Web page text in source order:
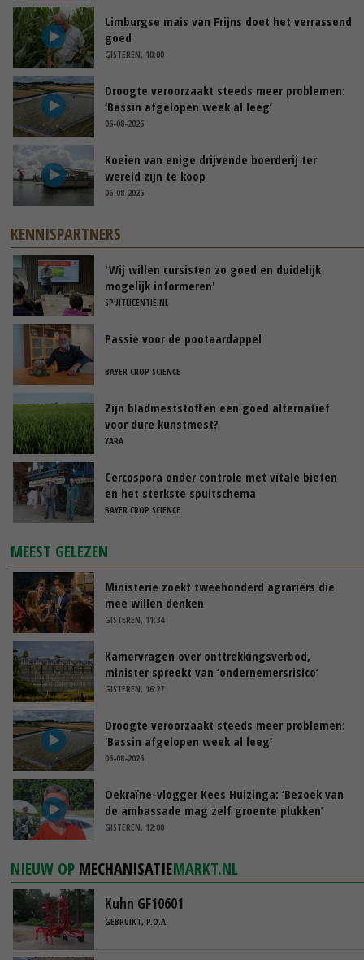
Limburgse mais van Frijns doet het verrassend
goed
GISTEREN, 10:00
Droogte veroorzaakt steeds meer problemen:
‘Bassin afgelopen week al leeg’
06-08-2026
Koeien van enige drijvende boerderij ter
wereld zijn te koop
06-08-2026
KENNISPARTNERS
'Wij willen cursisten zo goed en duidelijk
mogelijk informeren'
SPUITLICENTIE.NL
Passie voor de pootaardappel
BAYER CROP SCIENCE
Zijn bladmeststoffen een goed alternatief
voor dure kunstmest?
YARA
Cercospora onder controle met vitale bieten
en het sterkste spuitschema
BAYER CROP SCIENCE
MEEST GELEZEN
Ministerie zoekt tweehonderd agrariërs die
mee willen denken
GISTEREN, 11:34
Kamervragen over onttrekkingsverbod,
minister spreekt van ‘ondernemersrisico’
GISTEREN, 16:27
Droogte veroorzaakt steeds meer problemen:
‘Bassin afgelopen week al leeg’
06-08-2026
Oekraïne-vlogger Kees Huizinga: ‘Bezoek van
de ambassade mag zelf groente plukken’
GISTEREN, 12:00
NIEUW OP MECHANISATIEMARKT.NL
Kuhn GF10601
GEBRUIKT, P.O.A.